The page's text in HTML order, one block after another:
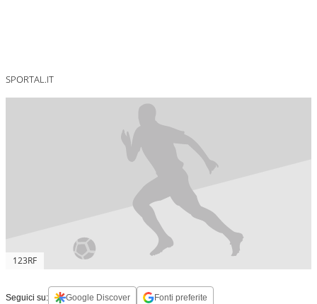
SPORTAL.IT
123RF
Seguici su: Google Discover Fonti preferite